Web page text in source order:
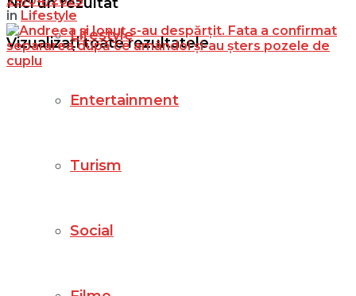
Vizualizați toate rezultatele
Lifestyle
Entertainment
Turism
Social
in Lifestyle